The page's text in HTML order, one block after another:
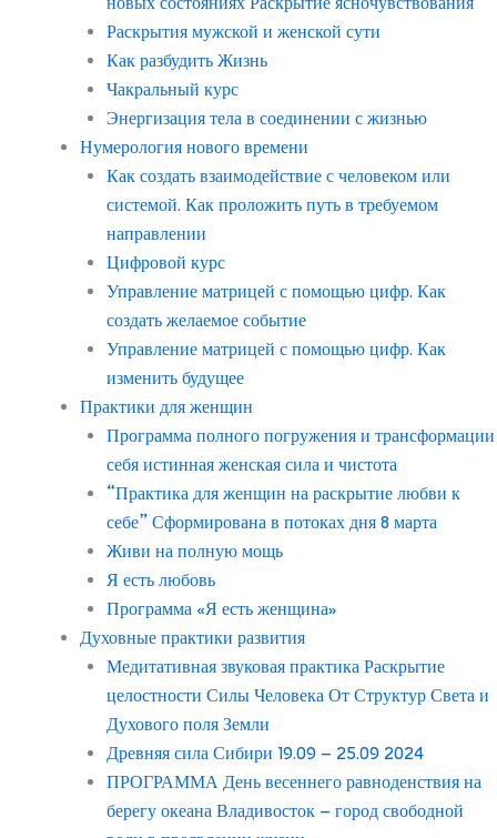
Раскрытия мужской и женской сути
Как разбудить Жизнь
Чакральный курс
Энергизация тела в соединении с жизнью
Нумерология нового времени
Как создать взаимодействие с человеком или
системой. Как проложить путь в требуемом
направлении
Цифровой курс
Управление матрицей с помощью цифр. Как
создать желаемое событие
Управление матрицей с помощью цифр. Как
изменить будущее
Практики для женщин
Программа полного погружения и трансформации
себя истинная женская сила и чистота
“Практика для женщин на раскрытие любви к
себе” Сформирована в потоках дня 8 марта
Живи на полную мощь
Я есть любовь
Программа «Я есть женщина»
Духовные практики развития
Медитативная звуковая практика Раскрытие
целостности Силы Человека От Структур Света и
Духового поля Земли
Древняя сила Сибири 19.09 – 25.09 2024
ПРОГРАММА День весеннего равноденствия на
берегу океана Владивосток – город свободной